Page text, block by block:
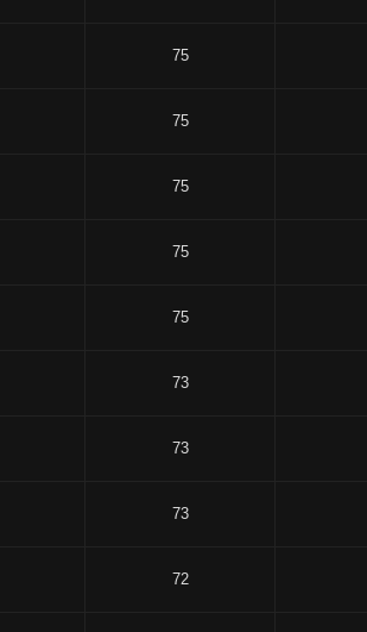
75
75
75
75
75
73
73
73
72